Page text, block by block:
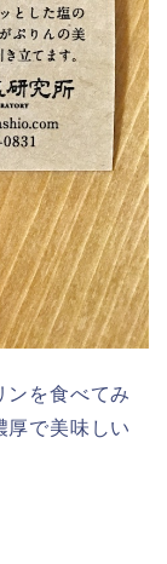
ンを食べてみ
厚で美味しい